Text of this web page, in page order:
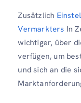
Zusätzlich
Vermarkters In
wichtiger, über
verfügen, um
und sich an die